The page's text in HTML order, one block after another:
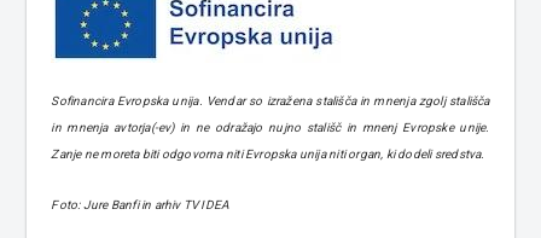
Sofinancira Evropska unija. Vendar so izražena stališča in mnenja zgolj stališča
in mnenja avtorja(-ev) in ne odražajo nujno stališč in mnenj Evropske unije.
Zanje ne moreta biti odgovorna niti Evropska unija niti organ, ki dodeli sredstva.
Foto: Jure Banfi in arhiv TV IDEA